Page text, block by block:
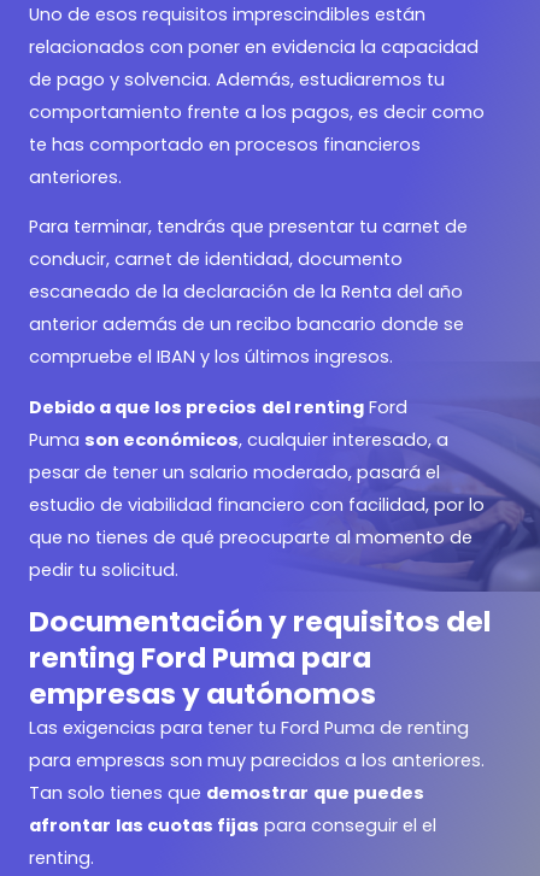
Uno de esos requisitos imprescindibles están
relacionados con poner en evidencia la capacidad
de pago y solvencia. Además, estudiaremos tu
comportamiento frente a los pagos, es decir como
te has comportado en procesos financieros
anteriores.
Para terminar, tendrás que presentar tu carnet de
conducir, carnet de identidad, documento
escaneado de la declaración de la Renta del año
anterior además de un recibo bancario donde se
compruebe el IBAN y los últimos ingresos.
Debido a que los precios del renting Ford
Puma son económicos, cualquier interesado, a
pesar de tener un salario moderado, pasará el
estudio de viabilidad financiero con facilidad, por lo
que no tienes de qué preocuparte al momento de
pedir tu solicitud.
Documentación y requisitos del
renting Ford Puma para
empresas y autónomos
Las exigencias para tener tu Ford Puma de renting
para empresas son muy parecidos a los anteriores.
Tan solo tienes que demostrar que puedes
afrontar las cuotas fijas para conseguir el el
renting.